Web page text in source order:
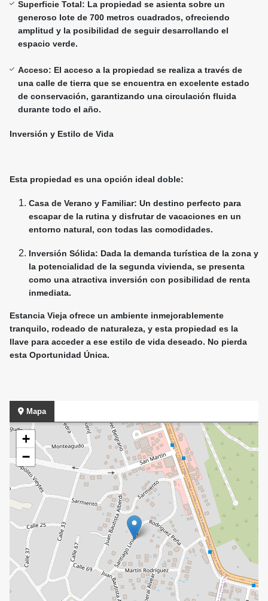
Superficie Total: La propiedad se asienta sobre un
generoso lote de 700 metros cuadrados, ofreciendo
amplitud y la posibilidad de seguir desarrollando el
espacio verde.
Acceso: El acceso a la propiedad se realiza a través de
una calle de tierra que se encuentra en excelente estado
de conservación, garantizando una circulación fluida
durante todo el año.
Inversión y Estilo de Vida
Esta propiedad es una opción ideal doble:
Casa de Verano y Familiar: Un destino perfecto para
escapar de la rutina y disfrutar de vacaciones en un
entorno natural, con todas las comodidades.
Inversión Sólida: Dada la demanda turística de la zona y
la potencialidad de la segunda vivienda, se presenta
como una atractiva inversión con posibilidad de renta
inmediata.
Estancia Vieja ofrece un ambiente inmejorablemente
tranquilo, rodeado de naturaleza, y esta propiedad es la
llave para acceder a ese estilo de vida deseado. No pierda
esta Oportunidad Única.
Mapa
+
−